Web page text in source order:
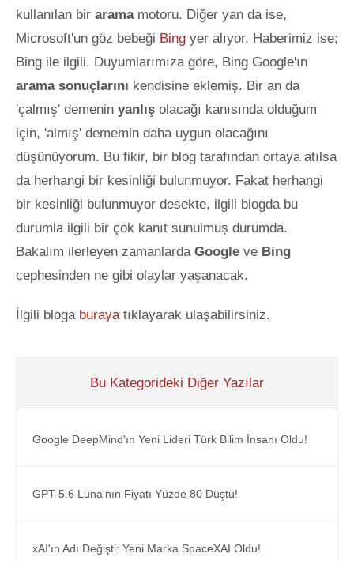
kullanılan bir aramamotoru. Diğer yan da ise,
Microsoft'un göz bebeği Bing yer alıyor. Haberimiz ise;
Bing ile ilgili. Duyumlarımıza göre, Bing Google'ın
arama sonuçlarını kendisine eklemiş. Bir an da
'çalmış' demenin yanlış olacağı kanısında olduğum
için, 'almış' dememin daha uygun olacağını
düşünüyorum. Bu fikir, bir blog tarafından ortaya atılsa
da herhangi bir kesinliği bulunmuyor. Fakat herhangi
bir kesinliği bulunmuyor desekte, ilgili blogda bu
durumla ilgili bir çok kanıt sunulmuş durumda.
Bakalım ilerleyen zamanlarda Google ve Bing
cephesinden ne gibi olaylar yaşanacak.
İlgili bloga burayatıklayarak ulaşabilirsiniz.
Bu Kategorideki Diğer Yazılar
Google DeepMind'ın Yeni Lideri Türk Bilim İnsanı Oldu!
GPT-5.6 Luna'nın Fiyatı Yüzde 80 Düştü!
xAI'ın Adı Değişti: Yeni Marka SpaceXAI Oldu!